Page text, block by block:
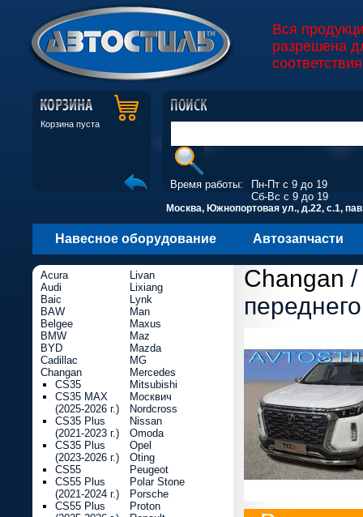
Вся
разрешена
Корзина пуста
Время работы:
Пн-Пт с 9 до 19
Сб-Вс с 9 до 19
Москва, Южнопортовая ул., д.22, с.1,
Навесное оборудование Автозапчасти
Changan /
Acura
Audi
Baic
BAW
Belgee
BMW
BYD
Cadillac
Changan
CS35
CS35 MAX
(2025-2026 г.)
CS35 Plus
(2021-2023 г.)
CS35 Plus
(2023-2026 г.)
CS55
CS55 Plus
(2021-2024 г.)
CS55 Plus
Livan
Lixiang
Lynk
Man
Maxus
Maz
Mazda
MG
Mercedes
Mitsubishi
Москвич
Nordcross
Nissan
Omoda
Opel
Oting
Peugeot
Polar Stone
Porsche
Proton